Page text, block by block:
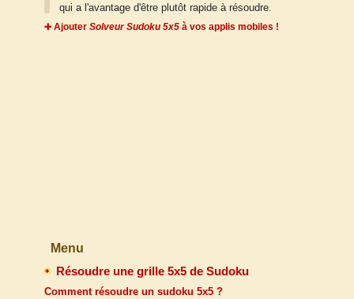
qui a l'avantage d'être plutôt rapide à résoudre.
➕ Ajouter Solveur Sudoku 5x5 à vos applis mobiles !
Menu
Résoudre une grille 5x5 de Sudoku
Comment résoudre un sudoku 5x5 ?